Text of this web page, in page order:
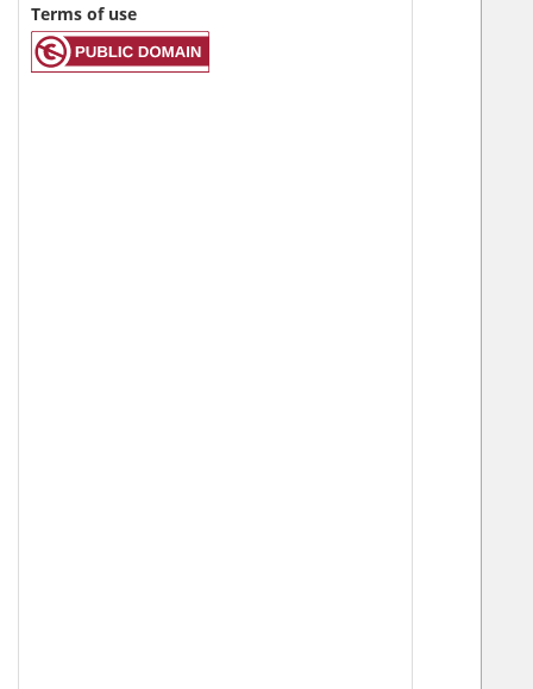
Terms of use